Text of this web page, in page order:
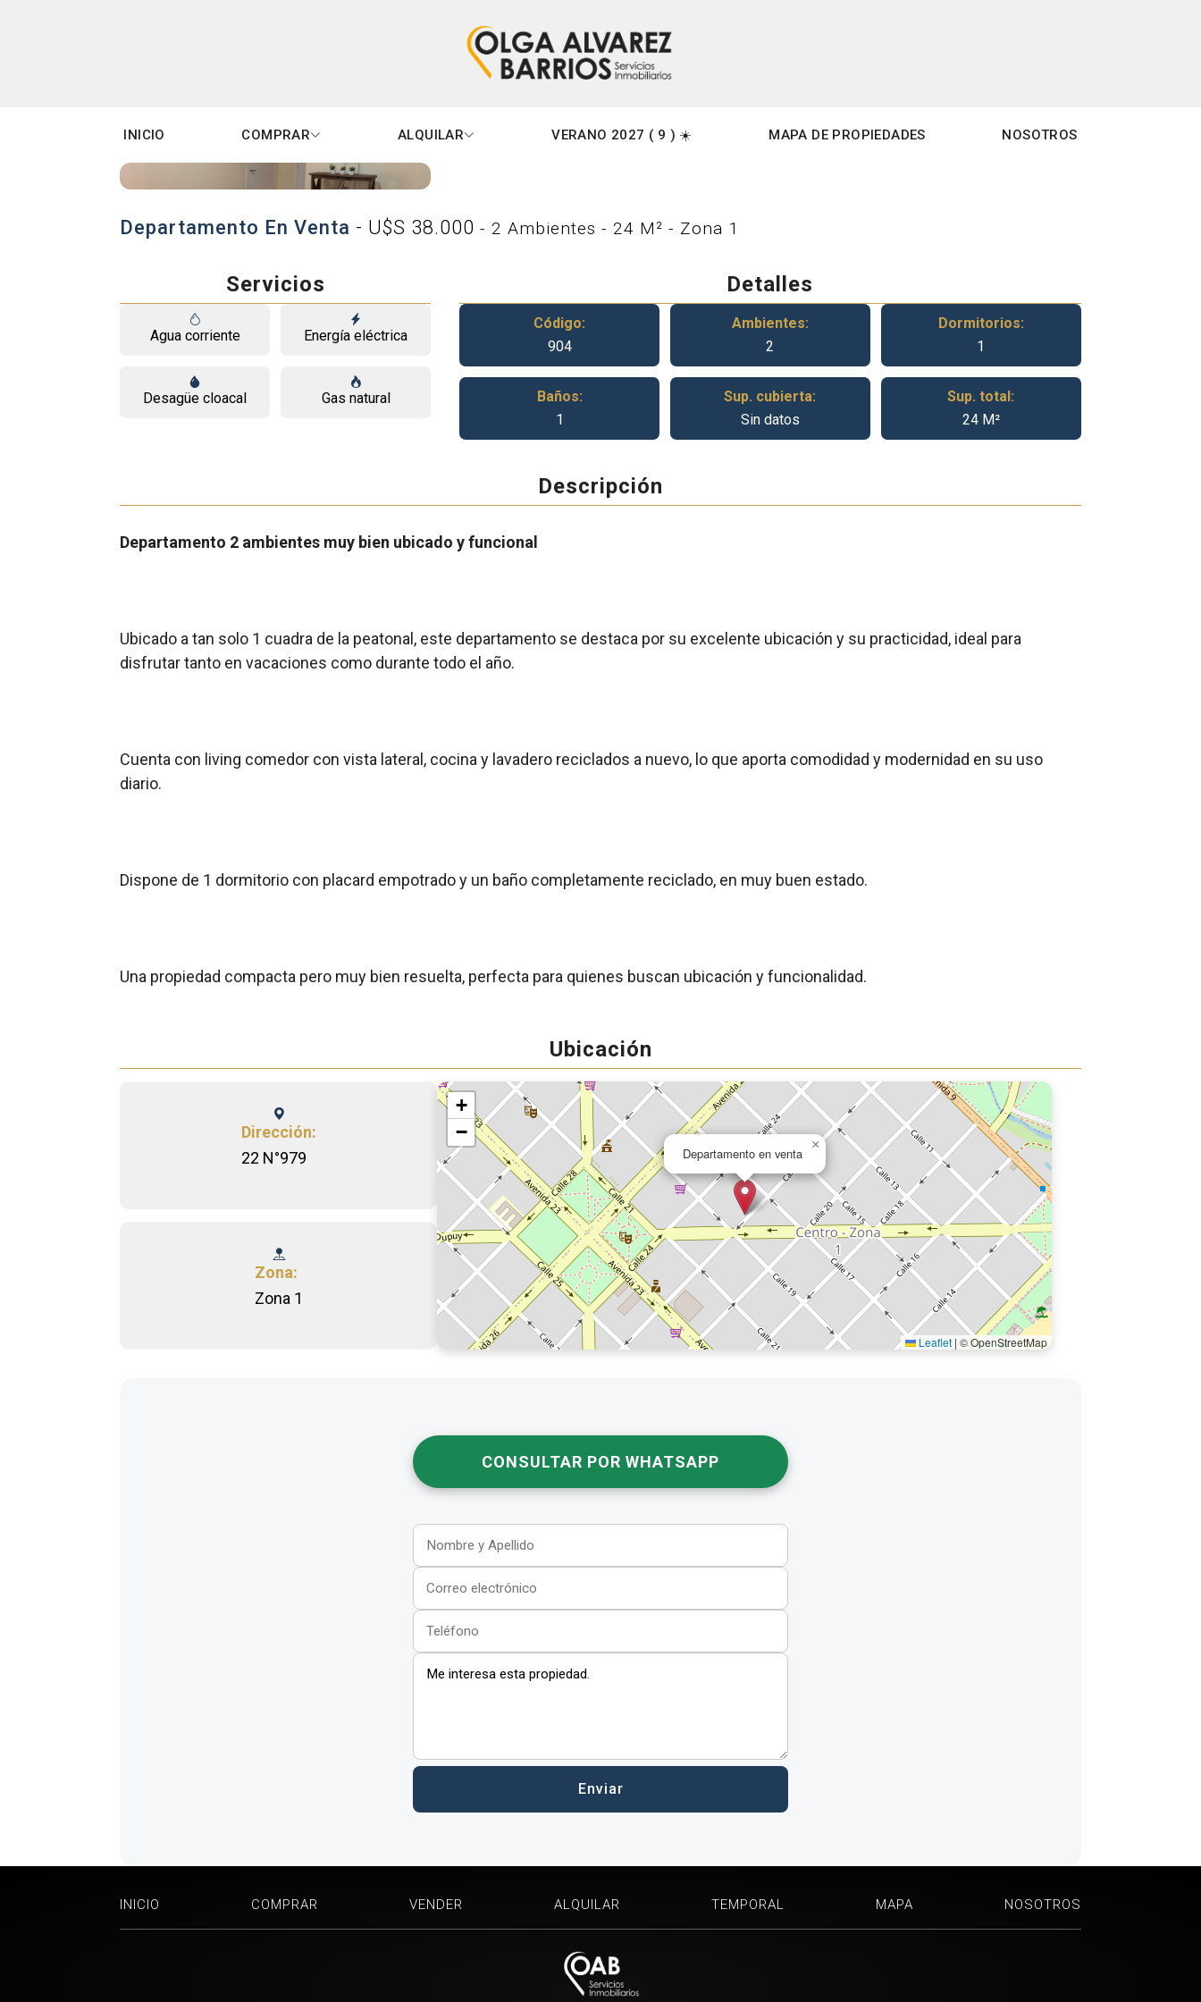
Miramar AR
INICIO COMPRAR ALQUILAR VERANO 2027 ( 9 ) ☀️ MAPA DE PROPIEDADES NOSOTROS
Departamento En Venta - U$S 38.000- 2 Ambientes - 24 M² - Zona 1
Servicios
Agua corriente Energía eléctrica
Desagüe cloacal Gas natural
Detalles
Código:
904
Ambientes:
2
Dormitorios:
1
Baños:
1
Sup. cubierta:
Sin datos
Sup. total:
24 M²
Descripción
Departamento 2 ambientes muy bien ubicado y funcional
Ubicado a tan solo 1 cuadra de la peatonal, este departamento se destaca por su excelente ubicación y su practicidad, ideal para
disfrutar tanto en vacaciones como durante todo el año.
Cuenta con living comedor con vista lateral, cocina y lavadero reciclados a nuevo, lo que aporta comodidad y modernidad en su uso
diario.
Dispone de 1 dormitorio con placard empotrado y un baño completamente reciclado, en muy buen estado.
Una propiedad compacta pero muy bien resuelta, perfecta para quienes buscan ubicación y funcionalidad.
Ubicación
Dirección:
22 N°979
Zona:
Zona 1
Departamento en venta
×
+
−
Leaflet | © OpenStreetMap
CONSULTAR POR WHATSAPP
INICIO COMPRAR VENDER ALQUILAR TEMPORAL MAPA NOSOTROS